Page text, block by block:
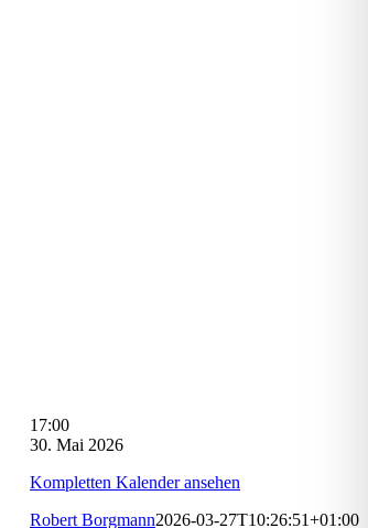
St.
Cyriakus:
17:00
30. Mai 2026
Kompletten Kalender ansehen
Robert Borgmann2026-03-27T10:26:51+01:00